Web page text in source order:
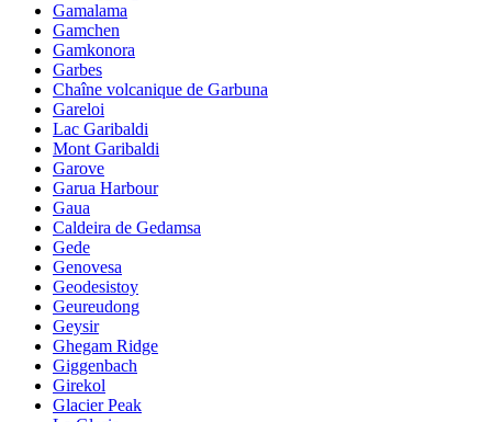
Gamalama
Gamchen
Gamkonora
Garbes
Chaîne volcanique de Garbuna
Gareloi
Lac Garibaldi
Mont Garibaldi
Garove
Garua Harbour
Gaua
Caldeira de Gedamsa
Gede
Genovesa
Geodesistoy
Geureudong
Geysir
Ghegam Ridge
Giggenbach
Girekol
Glacier Peak